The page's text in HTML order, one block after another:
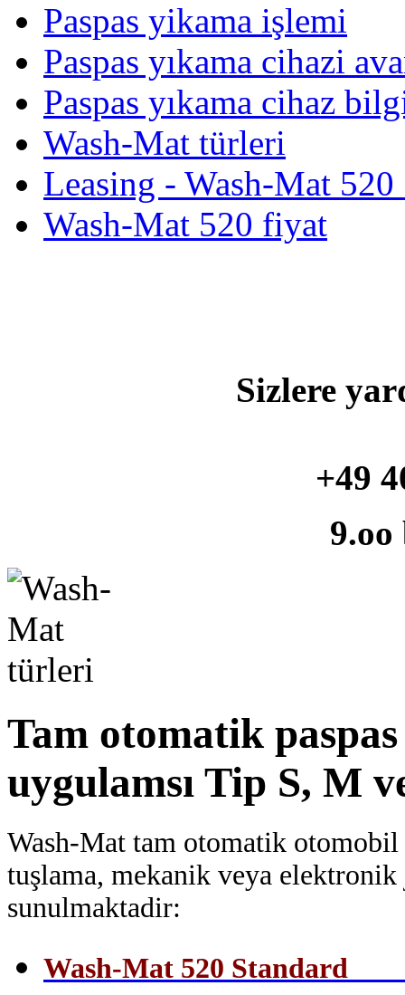
Paspas yikama işlemi
Paspas yıkama cihazi
Paspas yıkama cihaz
Wash-Mat türleri
Leasing - Wash-Mat 520
Wash-Mat 520 fiyat
Sizlere
+49
9.oo
Tam otomatik
uygulamsı Tip S, M
Wash-Mat tam otomatik otomobil
tuşlama, mekanik veya
sunulmaktadir:
Wash-Mat 520 Standard